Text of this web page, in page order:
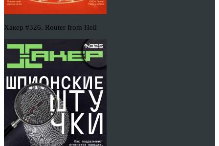
Хакер #326. Router from Hell